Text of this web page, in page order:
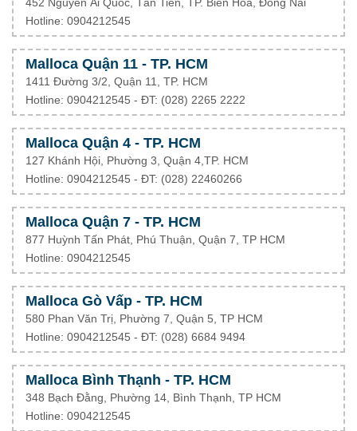
452 Nguyễn Ái Quốc, Tân Tiến, TP. Biên Hòa, Đồng Nai
Hotline: 0904212545
Malloca Quận 11 - TP. HCM
1411 Đường 3/2, Quận 11, TP. HCM
Hotline: 0904212545 - ĐT: (028) 2265 2222
Malloca Quận 4 - TP. HCM
127 Khánh Hội, Phường 3, Quận 4,TP. HCM
Hotline: 0904212545 - ĐT: (028) 22460266
Malloca Quận 7 - TP. HCM
877 Huỳnh Tấn Phát, Phú Thuận, Quận 7, TP HCM
Hotline: 0904212545
Malloca Gò Vấp - TP. HCM
580 Phan Văn Trị, Phường 7, Quận 5, TP HCM
Hotline: 0904212545 - ĐT: (028) 6684 9494
Malloca Bình Thạnh - TP. HCM
348 Bạch Đằng, Phường 14, Bình Thạnh, TP HCM
Hotline: 0904212545